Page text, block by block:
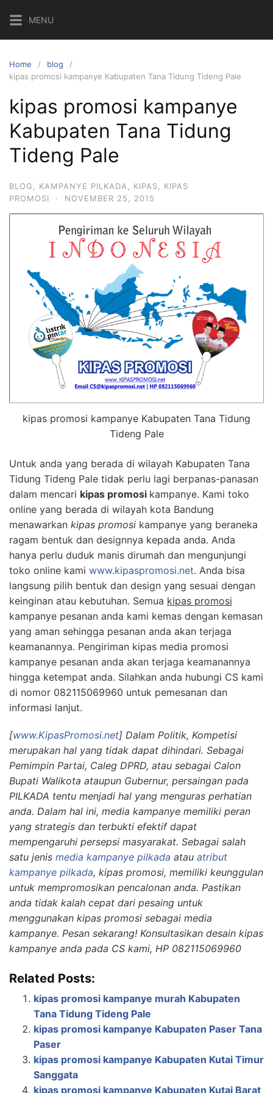
content
MENU
Home
blog
kipas promosi kampanye Kabupaten Tana Tidung Tideng Pale
kipas promosi kampanye
Kabupaten Tana Tidung
Tideng Pale
BLOG KAMPANYE PILKADA KIPAS
KIPAS
PROMOSI
· NOVEMBER 25, 2015
kipas promosi kampanye Kabupaten Tana Tidung
Tideng Pale
Untuk anda yang berada di wilayah Kabupaten Tana
Tidung Tideng Pale tidak perlu lagi berpanas-panasan
dalam mencari kipas promosi kampanye. Kami toko
online yang berada di wilayah kota Bandung
menawarkan kipas promosi kampanye yang beraneka
ragam bentuk dan designnya kepada anda. Anda
hanya perlu duduk manis dirumah dan mengunjungi
toko online kami www.kipaspromosi.net. Anda bisa
langsung pilih bentuk dan design yang sesuai dengan
keinginan atau kebutuhan. Semua kipas promosi
kampanye pesanan anda kami kemas dengan kemasan
yang aman sehingga pesanan anda akan terjaga
keamanannya. Pengiriman kipas media promosi
kampanye pesanan anda akan terjaga keamanannya
hingga ketempat anda. Silahkan anda hubungi CS kami
di nomor 082115069960 untuk pemesanan dan
informasi lanjut.
[www.KipasPromosi.net] Dalam Politik, Kompetisi
merupakan hal yang tidak dapat dihindari. Sebagai
Pemimpin Partai, Caleg DPRD, atau sebagai Calon
Bupati Walikota ataupun Gubernur, persaingan pada
PILKADA tentu menjadi hal yang menguras perhatian
anda. Dalam hal ini, media kampanye memiliki peran
yang strategis dan terbukti efektif dapat
mempengaruhi persepsi masyarakat. Sebagai salah
satu jenis media kampanye pilkada atau atribut
kampanye pilkada, kipas promosi, memiliki keunggulan
untuk mempromosikan pencalonan anda. Pastikan
anda tidak kalah cepat dari pesaing untuk
menggunakan kipas promosi sebagai media
kampanye. Pesan sekarang! Konsultasikan desain kipas
kampanye anda pada CS kami, HP 082115069960
Related Posts:
kipas promosi kampanye murah Kabupaten
Tana Tidung Tideng Pale
kipas promosi kampanye Kabupaten Paser Tana
Paser
kipas promosi kampanye Kabupaten Kutai Timur
Sanggata
kipas promosi kampanye Kabupaten Kutai Barat